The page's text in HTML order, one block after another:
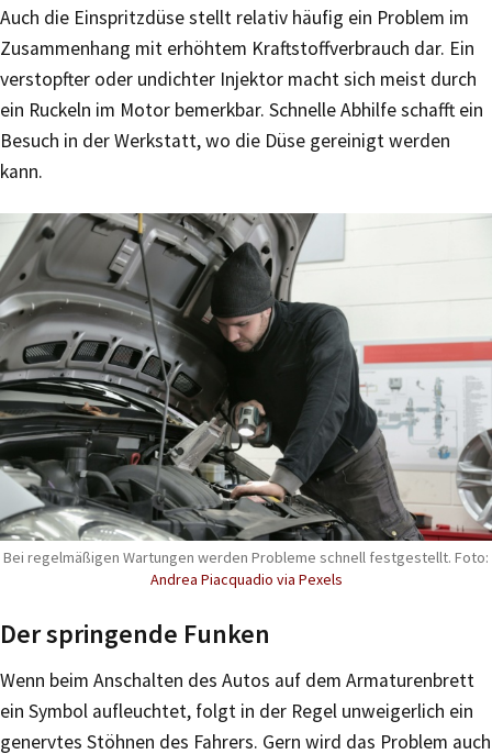
Auch die Einspritzdüse stellt relativ häufig ein Problem im
Zusammenhang mit erhöhtem Kraftstoffverbrauch dar. Ein
verstopfter oder undichter Injektor macht sich meist durch
ein Ruckeln im Motor bemerkbar. Schnelle Abhilfe schafft ein
Besuch in der Werkstatt, wo die Düse gereinigt werden
kann.
Bei regelmäßigen Wartungen werden Probleme schnell festgestellt. Foto:
Andrea Piacquadio via Pexels
Der springende Funken
Wenn beim Anschalten des Autos auf dem Armaturenbrett
ein Symbol aufleuchtet, folgt in der Regel unweigerlich ein
genervtes Stöhnen des Fahrers. Gern wird das Problem auch